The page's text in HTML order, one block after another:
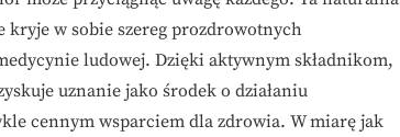
kryje w sobie szereg prozdrowotnych
ludowej. Dzięki aktywnym składnikom,
uznanie jako środek o działaniu
cennym wsparciem dla zdrowia. W miarę jak